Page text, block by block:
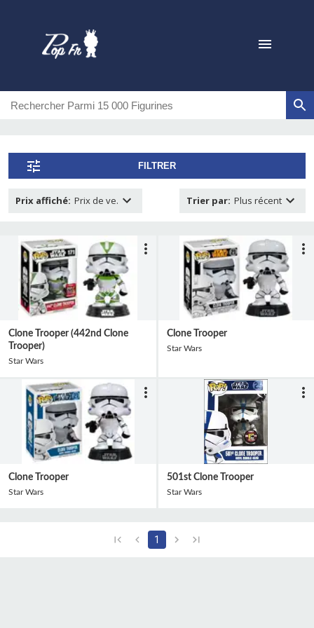
FILTRER
Prix affiché: Prix de ve. Trier par: Plus récent
Clone Trooper (442nd Clone
Trooper)
Star Wars
Clone Trooper
Star Wars
Clone Trooper
Star Wars
501st Clone Trooper
Star Wars
1